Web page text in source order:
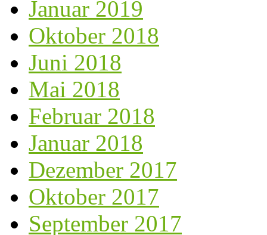
Januar 2019
Oktober 2018
Juni 2018
Mai 2018
Februar 2018
Januar 2018
Dezember 2017
Oktober 2017
September 2017